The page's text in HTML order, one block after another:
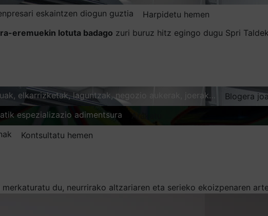
eskaintzen diogun guztia
Harpidetu hemen
eremuekin lotuta badago zuri buruz hitz egingo dugu Spri
elkarrizketak, laguntzak, negozio aukerak, joerak…
Blogera
espezializazio adimentsura
Kontsultatu hemen
merkaturatu du, neurrirako altzariaren eta serieko ekoizpenaren